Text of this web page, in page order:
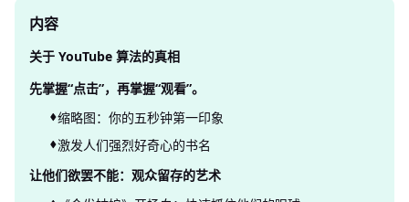
内容
关于 YouTube 算法的真相
先掌握“点击”，再掌握“观看”。
缩略图：你的五秒钟第一印象
激发人们强烈好奇​​心的书名
让他们欲罢不能：观众留存的艺术